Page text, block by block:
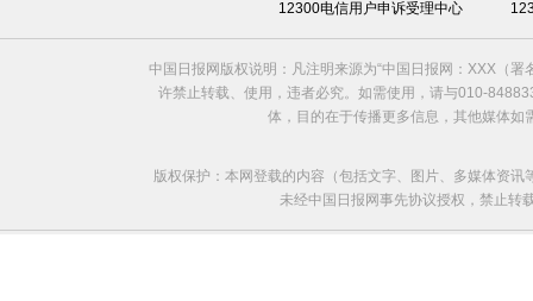
12300电信用户申诉受理中心
中国日报网版权说明：凡注明来源为“中国日报网：XXX（
许禁止转载、使用，违者必究。如需使用，请与010-
体，目的在于传播更多信息，其他媒体
版权保护：本网登载的内容（包括文字、图片、多媒体资
未经中国日报网事先协议授权，禁止转